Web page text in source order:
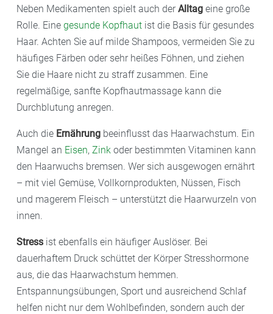
Neben Medikamenten spielt auch der Alltag eine große
Rolle. Eine gesunde Kopfhaut ist die Basis für gesundes
Haar. Achten Sie auf milde Shampoos, vermeiden Sie zu
häufiges Färben oder sehr heißes Föhnen, und ziehen
Sie die Haare nicht zu straff zusammen. Eine
regelmäßige, sanfte Kopfhautmassage kann die
Durchblutung anregen.
Auch die Ernährung beeinflusst das Haarwachstum. Ein
Mangel an Eisen, Zink oder bestimmten Vitaminen kann
den Haarwuchs bremsen. Wer sich ausgewogen ernährt
– mit viel Gemüse, Vollkornprodukten, Nüssen, Fisch
und magerem Fleisch – unterstützt die Haarwurzeln von
innen.
Stress ist ebenfalls ein häufiger Auslöser. Bei
dauerhaftem Druck schüttet der Körper Stresshormone
aus, die das Haarwachstum hemmen.
Entspannungsübungen, Sport und ausreichend Schlaf
helfen nicht nur dem Wohlbefinden, sondern auch der